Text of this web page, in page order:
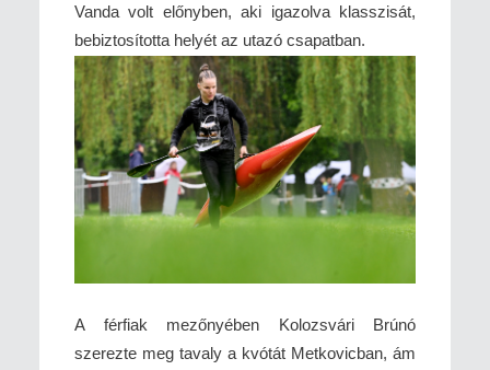
Vanda volt előnyben, aki igazolva klasszisát,
bebiztosította helyét az utazó csapatban.
A férfiak mezőnyében Kolozsvári Brúnó
szerezte meg tavaly a kvótát Metkovicban, ám